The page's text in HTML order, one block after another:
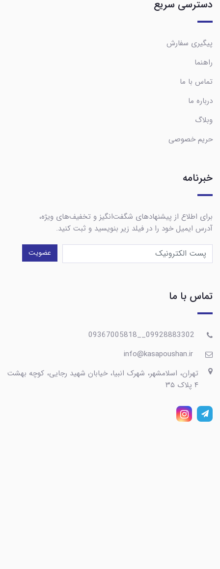
دسترسی سریع
پیگیری سفارش
راهنما
تماس با ما
درباره ما
وبلاگ
حریم خصوصی
خبرنامه
برای اطلاع از پیشنهادهای شگفت‌انگیز و تخفیف‌های ویژه،
آدرس ایمیل خود را در فیلد زیر بنویسید و ثبت کنید.
عضویت
تماس با ما
تهران، اسلامشهر، شهرک انبیا، خیابان شهید رجایی، کوچه بهشت
۴ پلاک ۳۵